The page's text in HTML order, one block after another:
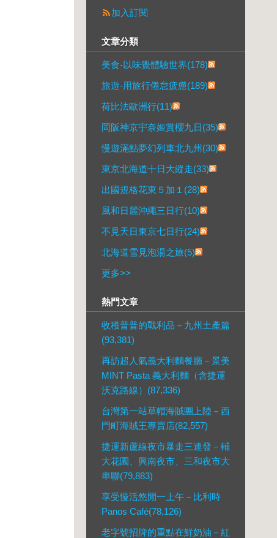
加入訂閱
文章分類
美食-以味覺體驗世界(178)
旅遊-用旅行倦怠疲憊(189)
荷比法歐洲行(11)
岡阪神京宇奈姬賞櫻九日(35)
慢遊滿點夢幻列車北九州(30)
東京北海道十日大縱走(33)
出國規格花東５加１(28)
風和日麗沖繩三日行(10)
不見天日東京七日行(24)
北海道雪見泡湯之旅(5)
更多>>
熱門文章
收穫普普的戰利品－九州土產篇
(93,381)
再訪超人氣義大利麵餐廳－景美
MINT Pasta 義大利麵（含捷運
沃克路線）(87,336)
台灣第一站草帽海賊團上陸－西
門町海賊王專賣店(82,557)
捷運新蘆線夜市暴走三連發－輔
大花園、興南夜市、三和夜市大
串聯(79,883)
享受慢活悠閒一上午－比利時
Panos Café(78,126)
老字號招牌的重點在鮮奶油－紅